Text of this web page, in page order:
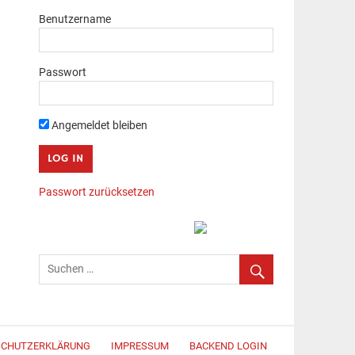
Benutzername
Passwort
Angemeldet bleiben
Passwort zurücksetzen
IMPRESSUM BACKEND LOGIN